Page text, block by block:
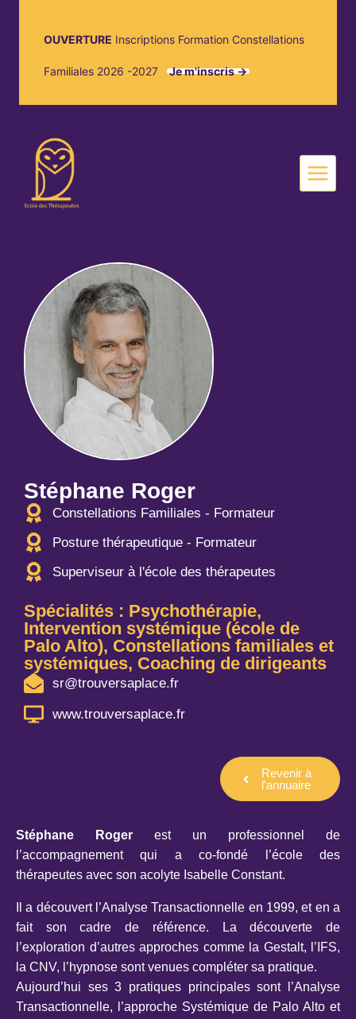
OUVERTURE Inscriptions Formation Constellations
Familiales 2026 -2027 Je m'inscris ->
Stéphane Roger
Constellations Familiales - Formateur
Posture thérapeutique - Formateur
Superviseur à l'école des thérapeutes
Spécialités : Psychothérapie,
Intervention systémique (école de
Palo Alto), Constellations familiales et
systémiques, Coaching de dirigeants
sr@trouversaplace.fr
www.trouversaplace.fr
Revenir à
l'annuaire
Stéphane Roger est un professionnel de
l’accompagnement qui a co-fondé l’école des
thérapeutes avec son acolyte Isabelle Constant.
Il a découvert l’Analyse Transactionnelle en 1999, et en a
fait son cadre de référence. La découverte de
l’exploration d’autres approches comme la Gestalt, l’IFS,
la CNV, l’hypnose sont venues compléter sa pratique.
Aujourd’hui ses 3 pratiques principales sont l’Analyse
Transactionnelle, l’approche Systémique de Palo Alto et